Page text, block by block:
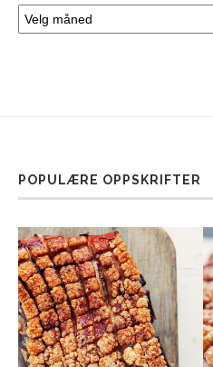
POPULÆRE OPPSKRIFTER